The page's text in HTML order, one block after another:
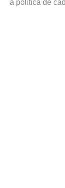
a política de